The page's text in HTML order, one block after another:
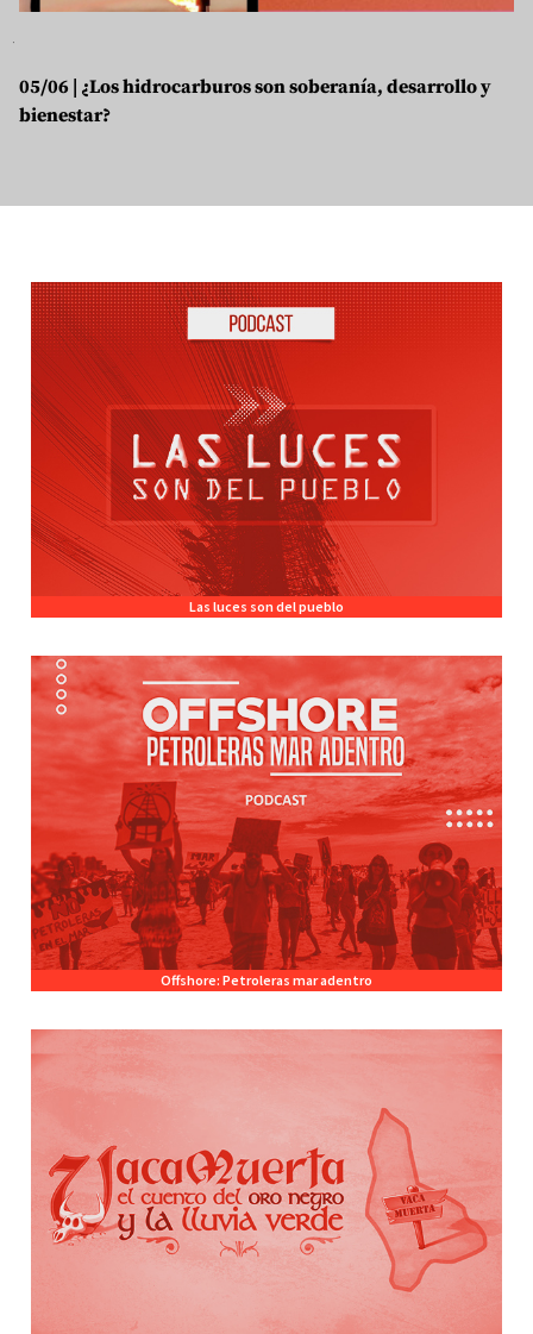
05/06 | ¿Los hidrocarburos son soberanía, desarrollo y
bienestar?
Las luces son del pueblo
Offshore: Petroleras mar adentro